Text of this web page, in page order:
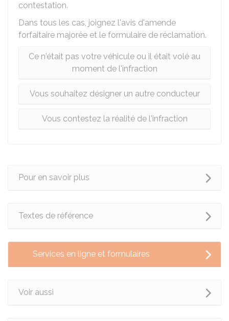
contestation.
Dans tous les cas, joignez l'avis d'amende
forfaitaire majorée et le formulaire de réclamation.
Ce n'était pas votre véhicule ou il était volé au
moment de l'infraction
Vous souhaitez désigner un autre conducteur
Vous contestez la réalité de l'infraction
Pour en savoir plus
Textes de référence
Services en ligne et formulaires
Voir aussi